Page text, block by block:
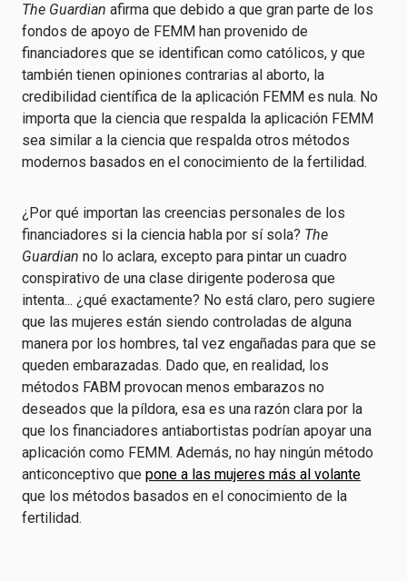
The Guardian afirma que debido a que gran parte de los
fondos de apoyo de FEMM han provenido de
financiadores que se identifican como católicos, y que
también tienen opiniones contrarias al aborto, la
credibilidad científica de la aplicación FEMM es nula. No
importa que la ciencia que respalda la aplicación FEMM
sea similar a la ciencia que respalda otros métodos
modernos basados en el conocimiento de la fertilidad.
¿Por qué importan las creencias personales de los
financiadores si la ciencia habla por sí sola? The
Guardian no lo aclara, excepto para pintar un cuadro
conspirativo de una clase dirigente poderosa que
intenta... ¿qué exactamente? No está claro, pero sugiere
que las mujeres están siendo controladas de alguna
manera por los hombres, tal vez engañadas para que se
queden embarazadas. Dado que, en realidad, los
métodos FABM provocan menos embarazos no
deseados que la píldora, esa es una razón clara por la
que los financiadores antiabortistas podrían apoyar una
aplicación como FEMM. Además, no hay ningún método
anticonceptivo que pone a las mujeres más al volante
que los métodos basados en el conocimiento de la
fertilidad.